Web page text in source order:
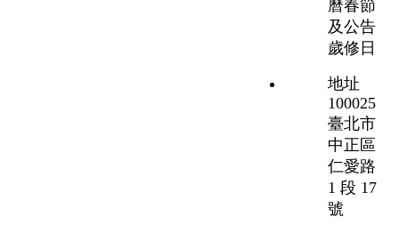
曆春節
及公告
歲修日
地址
100025
臺北市
中正區
仁愛路
1 段 17
號